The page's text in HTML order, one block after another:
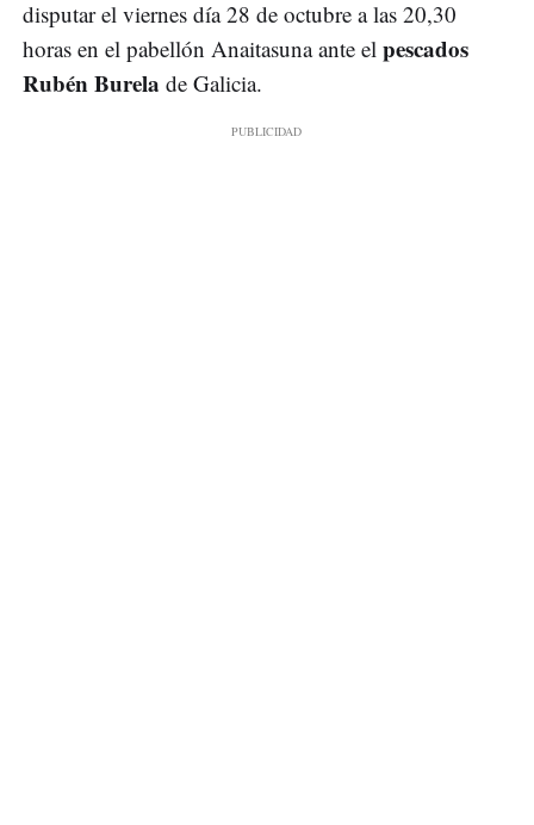
disputar el viernes día 28 de octubre a las 20,30
horas en el pabellón Anaitasuna ante el pescados
Rubén Burela de Galicia.